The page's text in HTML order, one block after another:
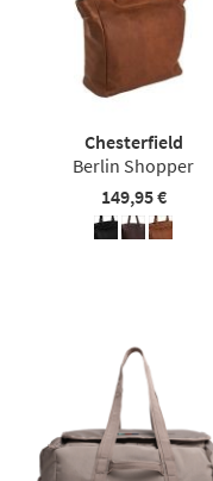
Chesterfield
Berlin Shopper
149,95 €